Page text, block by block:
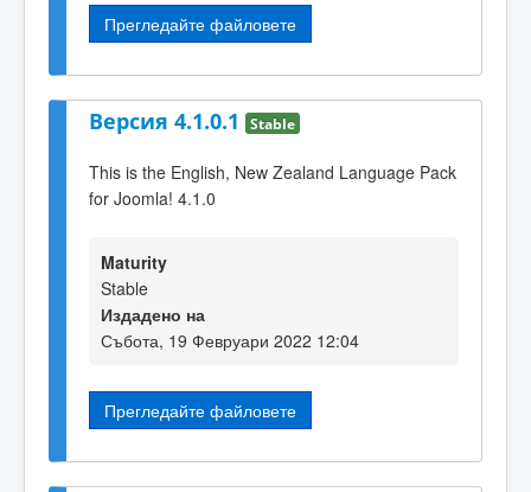
Прегледайте файловете
Версия 4.1.0.1 Stable
This is the English, New Zealand Language Pack
for Joomla! 4.1.0
Maturity
Stable
Издадено на
Събота, 19 Февруари 2022 12:04
Прегледайте файловете